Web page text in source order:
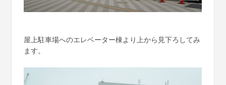
屋上駐車場へのエレベーター棟より上から見下ろしてみ
ます。